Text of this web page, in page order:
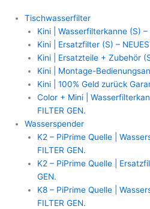
Tischwasserfilter
Kini | Wasserfilterkanne (S) –
Kini | Ersatzfilter (S) –
Kini | Ersatzteile + Zubehör
Kini | Montage-
Kini | 100% Geld zurück
Color + Mini |
FILTER GEN.
Wasserspender
K2 – PiPrime Quelle |
FILTER GEN.
K2 – PiPrime Quelle |
GEN.
K8 – PiPrime Quelle |
FILTER GEN.